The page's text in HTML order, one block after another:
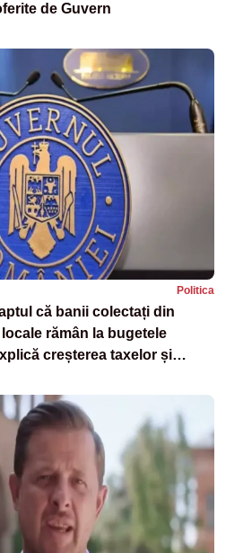
de Guvern
Politica
că banii colectați din
rămân la bugetele
creșterea taxelor și